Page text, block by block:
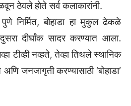
ठेवले होते सर्व कलाकारांनी.
निर्मित, बोहाडा हा मुकुल ढेकळे
दीर्घांक सादर करण्यात आला.
टीव्ही नव्हते, तेव्हा तिथले स्थानिक
जनजागृती करण्यासाठी ‘बोहाडा’